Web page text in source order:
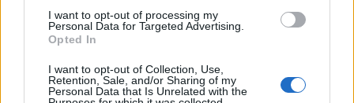
I want to opt-out of processing my
Personal Data for Targeted Advertising.
Opted In
I want to opt-out of Collection, Use,
Retention, Sale, and/or Sharing of my
Personal Data that Is Unrelated with the